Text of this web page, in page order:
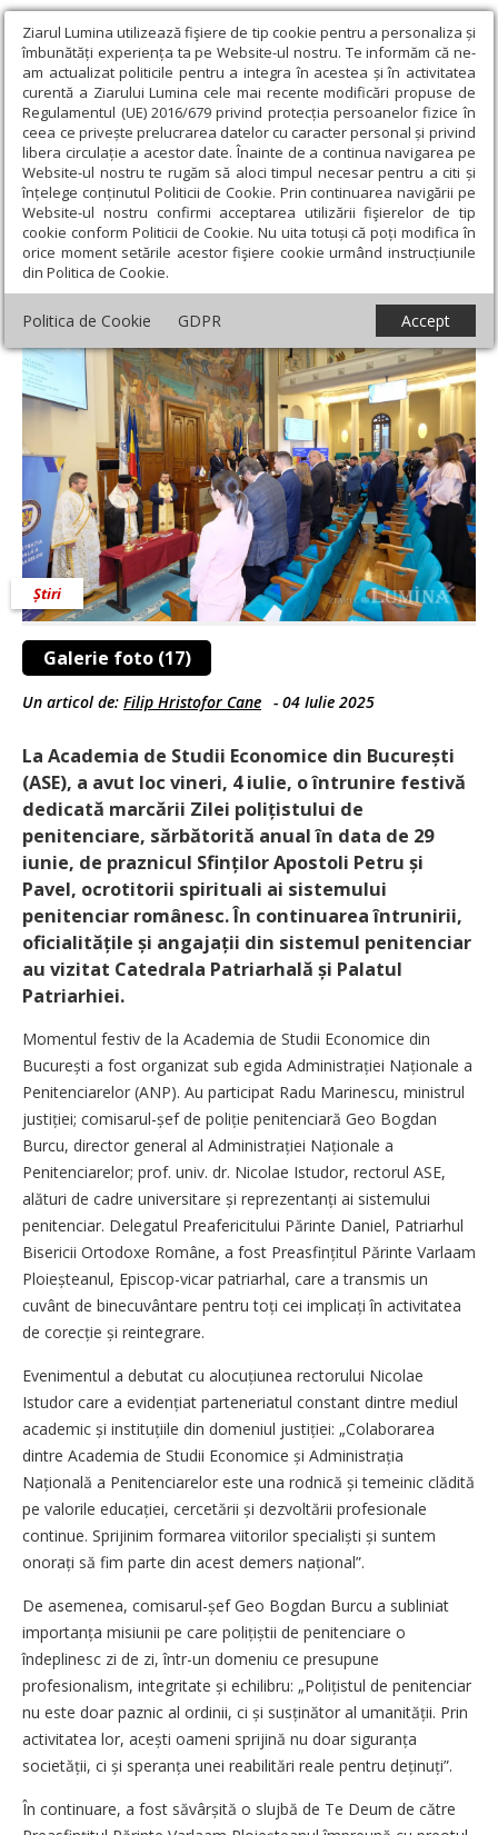
Ziarul Lumina utilizează fişiere de tip cookie pentru a personaliza și
îmbunătăți experiența ta pe Website-ul nostru. Te informăm că ne-
am actualizat politicile pentru a integra în acestea și în activitatea
curentă a Ziarului Lumina cele mai recente modificări propuse de
Regulamentul (UE) 2016/679 privind protecția persoanelor fizice în
ceea ce privește prelucrarea datelor cu caracter personal și privind
libera circulație a acestor date. Înainte de a continua navigarea pe
Website-ul nostru te rugăm să aloci timpul necesar pentru a citi și
înțelege conținutul Politicii de Cookie. Prin continuarea navigării pe
Website-ul nostru confirmi acceptarea utilizării fişierelor de tip
cookie conform Politicii de Cookie. Nu uita totuși că poți modifica în
orice moment setările acestor fişiere cookie urmând instrucțiunile
din Politica de Cookie.
Politica de Cookie GDPR Accept
Ziarul Lumina › Actualitate religioasă › Știri › Ziua polițistului de
penitenciare marcată la ASE și pe Colina Patriarhiei
Ziua polițistului de penitenciare marcată la
ASE și pe Colina Patriarhiei
Galerie foto (17)
Știri
Un articol de: Filip Hristofor Cane - 04 Iulie 2025
La Academia de Studii Economice din Bucu­rești
(ASE), a avut loc vineri, 4 iulie, o întrunire festivă
dedicată marcării Zilei polițistului de
penitenciare, sărbătorită anual în data de 29
iunie, de praznicul Sfinților Apostoli Petru și
Pavel, ocrotitorii spirituali ai sistemului
penitenciar românesc. În continuarea întrunirii,
oficialitățile și angajații din sistemul penitenciar
au vizitat Catedrala Patriarhală și Palatul
Patriarhiei.
Momentul festiv de la Academia de Studii Economice din
București a fost organizat sub egida Adminis­trației Naționale a
Penitenciarelor (ANP). Au participat Radu Marinescu, ministrul
justiției; comisarul-șef de poliție penitenciară Geo Bogdan
Burcu, director general al Administrației Naționale a
Penitenciarelor; prof. univ. dr. Nicolae Istudor, rectorul ASE,
alături de cadre universitare și reprezentanți ai sistemului
penitenciar. Delegatul Preafericitului Părinte Daniel, Patriarhul
Bisericii Ortodoxe Române, a fost Preasfințitul Părinte Varlaam
Ploieșteanul, Episcop-vicar patriarhal, care a transmis un
cuvânt de binecuvântare pentru toți cei implicați în activitatea
de corecție și reintegrare.
Evenimentul a debutat cu alocuțiunea rectorului Nicolae
Istudor care a evidențiat parteneriatul constant dintre mediul
academic și instituțiile din domeniul justiției: „Colaborarea
dintre Academia de Studii Economice și Adminis­trația
Națională a Penitenciarelor este una rodnică și temeinic clădită
pe valorile educației, cercetării și dezvoltării profesionale
continue. Sprijinim formarea viitorilor specialiști și suntem
onorați să fim parte din acest demers național”.
De asemenea, comisarul-șef Geo Bogdan Burcu a subliniat
importanța misiunii pe care polițiștii de penitenciare o
îndeplinesc zi de zi, într-un domeniu ce presupune
profesionalism, integritate și echilibru: „Polițistul de penitenciar
nu este doar paznic al ordinii, ci și susținător al umanității. Prin
activitatea lor, acești oameni sprijină nu doar siguranța
societății, ci și speranța unei reabilitări reale pentru deținuți”.
În continuare, a fost săvârșită o slujbă de Te Deum de către